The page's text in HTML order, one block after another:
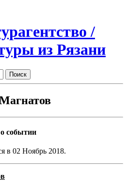
/
из Рязани
событии
в 02 Ноябрь 2018.